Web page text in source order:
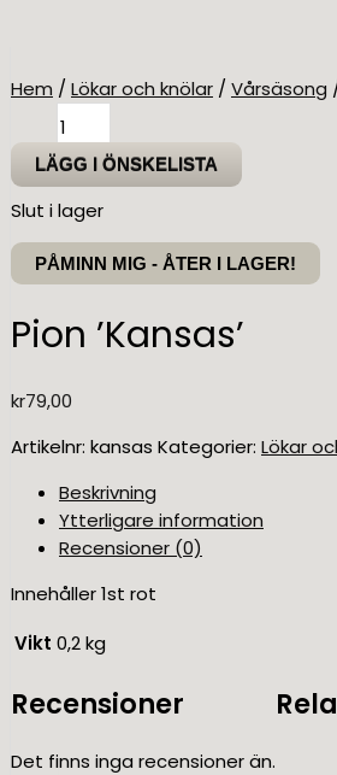
Hem / Lökar och knölar / Vårsäsong
'Kansas'
mängd
LÄGG I ÖNSKELISTA
Slut i lager
PÅMINN MIG - ÅTER I LAGER!
Pion ’Kansas’
kr79,00
Artikelnr: kansas Kategorier: Lökar
Beskrivning
Ytterligare information
Recensioner (0)
Innehåller 1st rot
Vikt 0,2 kg
Recensioner
Det finns inga recensioner än.